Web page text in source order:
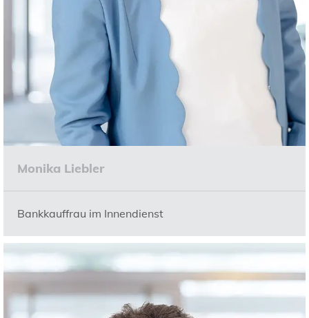
Monika Liebler
Bankkauffrau im Innendienst